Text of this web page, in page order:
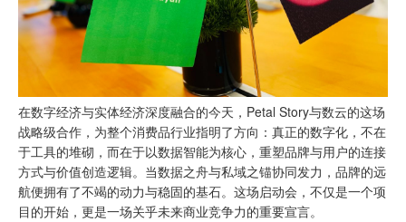
在数字经济与实体经济深度融合的今天，Petal Story与数云的这场
战略级合作，为整个消费品行业指明了方向：真正的数字化，不在
于工具的堆砌，而在于以数据智能为核心，重塑品牌与用户的连接
方式与价值创造逻辑。当数据之舟与私域之锚协同发力，品牌的远
航便拥有了不竭的动力与稳固的基石。这场启动会，不仅是一个项
目的开始，更是一场关乎未来商业竞争力的重要宣言。